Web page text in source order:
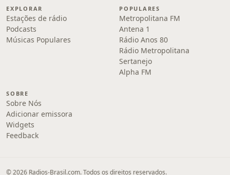
EXPLORAR
Estações de rádio
Podcasts
Músicas Populares
POPULARES
Metropolitana FM
Antena 1
Rádio Anos 80
Rádio Metropolitana
Sertanejo
Alpha FM
SOBRE
Sobre Nós
Adicionar emissora
Widgets
Feedback
© 2026 Radios-Brasil.com. Todos os direitos reservados.